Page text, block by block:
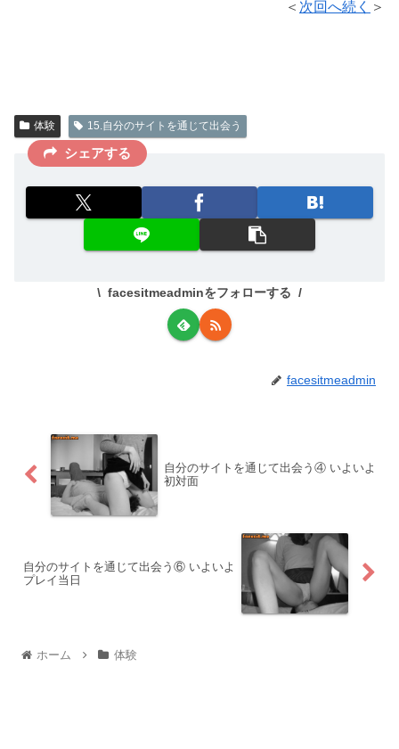
＜ 次回へ続く ＞
体験 15.自分のサイトを通じて出会う
シェアする
facesitmeadminをフォローする
facesitmeadmin
自分のサイトを通じて出会う④ いよいよ
初対面
自分のサイトを通じて出会う⑥ いよいよ
プレイ当日
ホーム 体験